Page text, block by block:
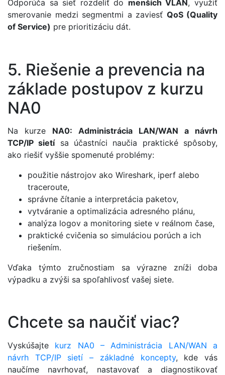
Odporúča sa sieť rozdeliť do menších VLAN , využiť
smerovanie medzi segmentmi a zaviesť QoS (Quality
of Service) pre prioritizáciu dát.
5. Riešenie a prevencia na
základe postupov z kurzu
NA0
Na kurze NA0: Administrácia LAN/WAN a návrh
TCP/IP sietísa účastníci naučia praktické spôsoby,
ako riešiť vyššie spomenuté problémy:
použitie nástrojov ako Wireshark, iperf alebo
traceroute,
správne čítanie a interpretácia paketov,
vytváranie a optimalizácia adresného plánu,
analýza logov a monitoring siete v reálnom čase,
praktické cvičenia so simuláciou porúch a ich
riešením.
Vďaka týmto zručnostiam sa výrazne zníži doba
výpadku a zvýši sa spoľahlivosť vašej siete.
Chcete sa naučiť viac?
Vyskúšajte kurz NA0 – Administrácia LAN/WAN a
návrh TCP/IP sietí – základné koncepty, kde vás
naučíme navrhovať, nastavovať a diagnostikovať